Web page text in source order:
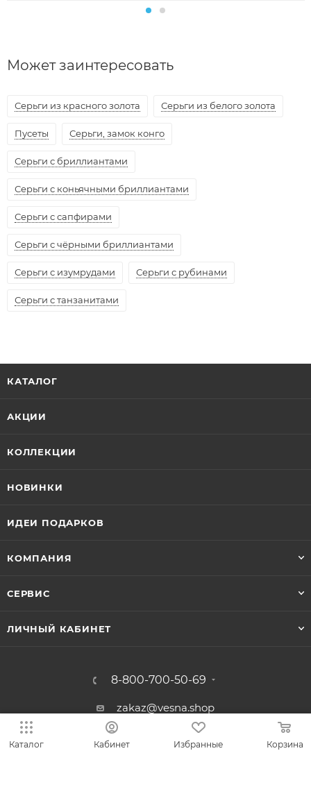
Может заинтересовать
Серьги из красного золота Серьги из белого золота
Пусеты Серьги, замок конго
Серьги с бриллиантами
Серьги с коньячными бриллиантами
Серьги с сапфирами
Серьги с чёрными бриллиантами
Серьги с изумрудами Серьги с рубинами
Серьги с танзанитами
КАТАЛОГ
АКЦИИ
КОЛЛЕКЦИИ
НОВИНКИ
ИДЕИ ПОДАРКОВ
КОМПАНИЯ
СЕРВИС
ЛИЧНЫЙ КАБИНЕТ
8-800-700-50-69
zakaz@vesna.shop
Общество с ограниченной
ответственностью «Спринг Джевелри» ИНН
Каталог Кабинет Избранные Корзина